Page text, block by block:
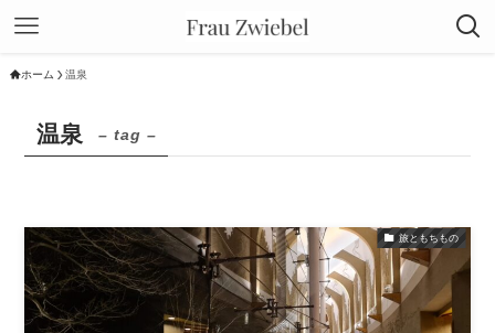
ホーム 温泉
温泉 – tag –
旅ともちもの